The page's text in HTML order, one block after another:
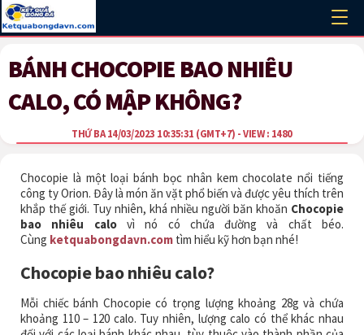
BÁNH CHOCOPIE BAO NHIÊU
CALO, CÓ MẬP KHÔNG?
THỨ BA 14/03/2023 10:35:31 (GMT+7) - VIEW : 1480
Chocopie là một loại bánh bọc nhân kem chocolate nổi tiếng
công ty Orion. Đây là món ăn vặt phổ biến và được yêu thích trên
khắp thế giới. Tuy nhiên, khá nhiều người băn khoăn Chocopie
bao nhiêu calovì nó có chứa đường và chất béo.
Cùng ketquabongdavn.com tìm hiểu kỹ hơn bạn nhé!
Chocopie bao nhiêu calo?
Mỗi chiếc bánh Chocopie có trọng lượng khoảng 28g và chứa
khoảng 110 – 120 calo. Tuy nhiên, lượng calo có thể khác nhau